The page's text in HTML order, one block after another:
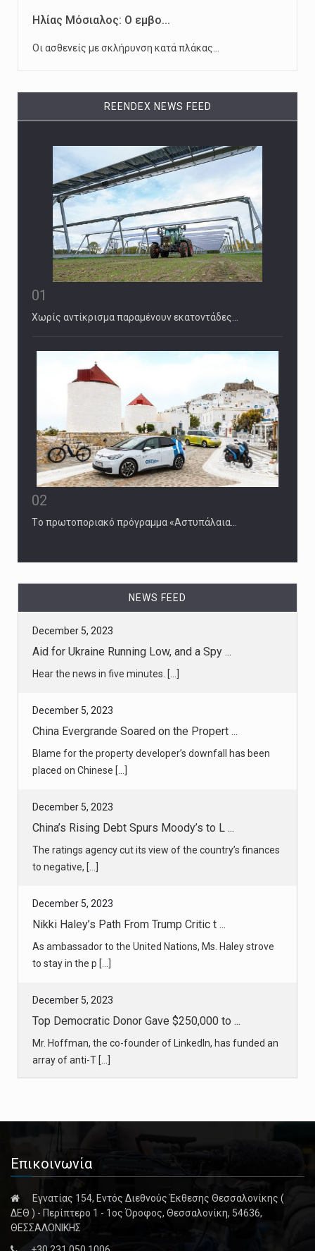
Ηλίας Μόσιαλος: Ο εμβο...
Οι ασθενείς με σκλήρυνση κατά πλάκας…
REENDEX NEWS FEED
01
Χωρίς αντίκρισµα παραµένουν εκατοντάδες…
02
Tο πρωτοποριακό πρόγραμμα «Αστυπάλαια…
NEWS FEED
December 5, 2023
Aid for Ukraine Running Low, and a Spy ...
Hear the news in five minutes. [...]
December 5, 2023
China Evergrande Soared on the Propert ...
Blame for the property developer’s downfall has been
placed on Chinese [...]
December 5, 2023
China’s Rising Debt Spurs Moody’s to L ...
The ratings agency cut its view of the country’s finances
to negative, [...]
December 5, 2023
Nikki Haley’s Path From Trump Critic t ...
As ambassador to the United Nations, Ms. Haley strove
to stay in the p [...]
December 5, 2023
Top Democratic Donor Gave $250,000 to ...
Mr. Hoffman, the co-founder of LinkedIn, has funded an
array of anti-T [...]
reaching retirement ag [...]
December 5, 2023
New York’s Millionaire Class Is Growin ...
A report found that New York is gaining millionaires,
Επικοινωνία
Εγνατίας 154, Εντός Διεθνούς Έκθεσης Θεσσαλονίκης (
ΔΕΘ ) - Περίπτερο 1 - 1ος Όροφος, Θεσσαλονίκη, 54636,
ΘΕΣΣΑΛΟΝΙΚΗΣ